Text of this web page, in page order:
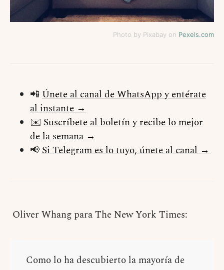
Photo by Pixabay on Pexels.com
📲 Únete al canal de WhatsApp y entérate
al instante →
✉️ Suscríbete al boletín y recibe lo mejor
de la semana →
📢Si Telegram es lo tuyo, únete al canal →
Oliver Whang para The New York Times:
Como lo ha descubierto la mayoría de